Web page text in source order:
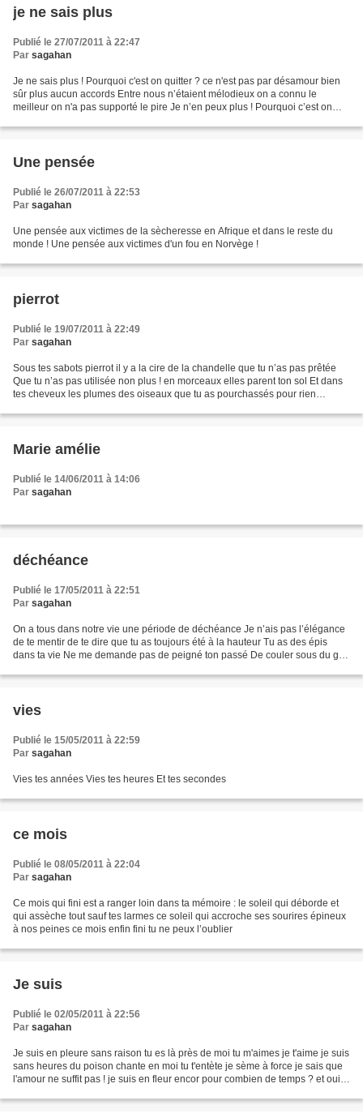
je ne sais plus
Publié le 27/07/2011 à 22:47
Par sagahan
Je ne sais plus ! Pourquoi c'est on quitter ? ce n'est pas par désamour bien
sûr plus aucun accords Entre nous n’étaient mélodieux on a connu le
meilleur on n'a pas supporté le pire Je n’en peux plus ! Pourquoi c’est on
Une pensée
Publié le 26/07/2011 à 22:53
Par sagahan
Une pensée aux victimes de la sècheresse en Afrique et dans le reste du
monde ! Une pensée aux victimes d'un fou en Norvège !
pierrot
Publié le 19/07/2011 à 22:49
Par sagahan
Sous tes sabots pierrot il y a la cire de la chandelle que tu n’as pas prêtée
Que tu n’as pas utilisée non plus ! en morceaux elles parent ton sol Et dans
tes cheveux les plumes des oiseaux que tu as pourchassés pour rien
Marie amélie
Publié le 14/06/2011 à 14:06
Par sagahan
déchéance
Publié le 17/05/2011 à 22:51
Par sagahan
On a tous dans notre vie une période de déchéance Je n’ais pas l’élégance
de te mentir de te dire que tu as toujours été à la hauteur Tu as des épis
dans ta vie Ne me demande pas de peigné ton passé De couler sous du gel
vies
Publié le 15/05/2011 à 22:59
Par sagahan
Vies tes années Vies tes heures Et tes secondes
ce mois
Publié le 08/05/2011 à 22:04
Par sagahan
Ce mois qui fini est a ranger loin dans ta mémoire : le soleil qui déborde et
qui assèche tout sauf tes larmes ce soleil qui accroche ses sourires épineux
à nos peines ce mois enfin fini tu ne peux l’oublier
Je suis
Publié le 02/05/2011 à 22:56
Par sagahan
Je suis en pleure sans raison tu es là près de moi tu m'aimes je t'aime je suis
sans heures du poison chante en moi tu t'entète je sème à force je sais que
l'amour ne suffit pas ! je suis en fleur encor pour combien de temps ? et oui